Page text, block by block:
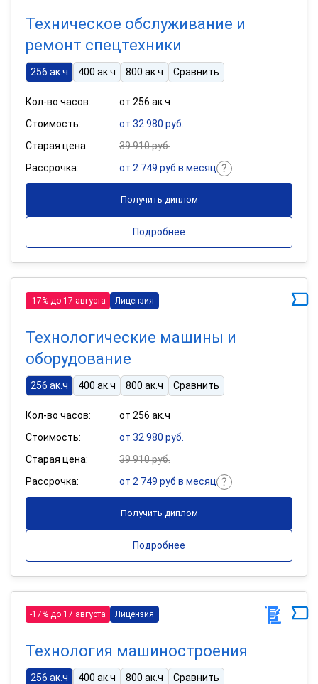
Техническое обслуживание и
ремонт спецтехники
256 ак.ч 400 ак.ч 800 ак.ч Сравнить
Кол-во часов:
от 256 ак.ч
Стоимость:
от 32 980 руб.
Старая цена:
39 910 руб.
Рассрочка:
от 2 749 руб в месяц
Получить диплом
Подробнее
-17% до 17 августа Лицензия
Технологические машины и
оборудование
256 ак.ч 400 ак.ч 800 ак.ч Сравнить
Кол-во часов:
от 256 ак.ч
Стоимость:
от 32 980 руб.
Старая цена:
39 910 руб.
Рассрочка:
от 2 749 руб в месяц
Получить диплом
Подробнее
-17% до 17 августа Лицензия
Технология машиностроения
256 ак.ч 400 ак.ч 800 ак.ч Сравнить